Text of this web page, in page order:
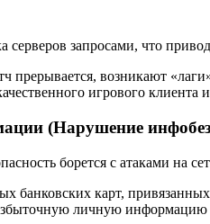
серверов запросами, что
прерывается, возникают
игрового
(Нарушение
борется с атаками на
банковских карт,
личную информацию